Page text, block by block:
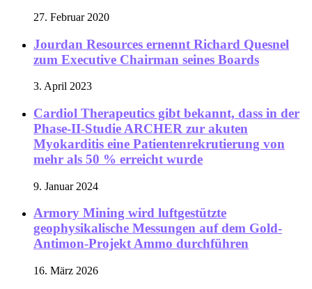
27. Februar 2020
Jourdan Resources ernennt Richard Quesnel
zum Executive Chairman seines Boards
3. April 2023
Cardiol Therapeutics gibt bekannt, dass in der
Phase-II-Studie ARCHER zur akuten
Myokarditis eine Patientenrekrutierung von
mehr als 50 % erreicht wurde
9. Januar 2024
Armory Mining wird luftgestützte
geophysikalische Messungen auf dem Gold-
Antimon-Projekt Ammo durchführen
16. März 2026